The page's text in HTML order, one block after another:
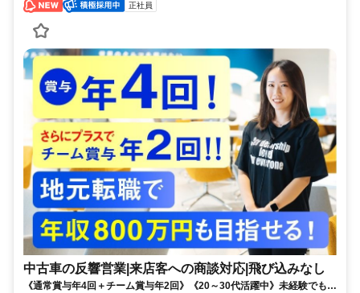
正社員
中古車の反響営業|来店客への商談対応|飛び込みなし
《通常賞与年4回＋チーム賞与年2回》《20～30代活躍中》未経験でも安